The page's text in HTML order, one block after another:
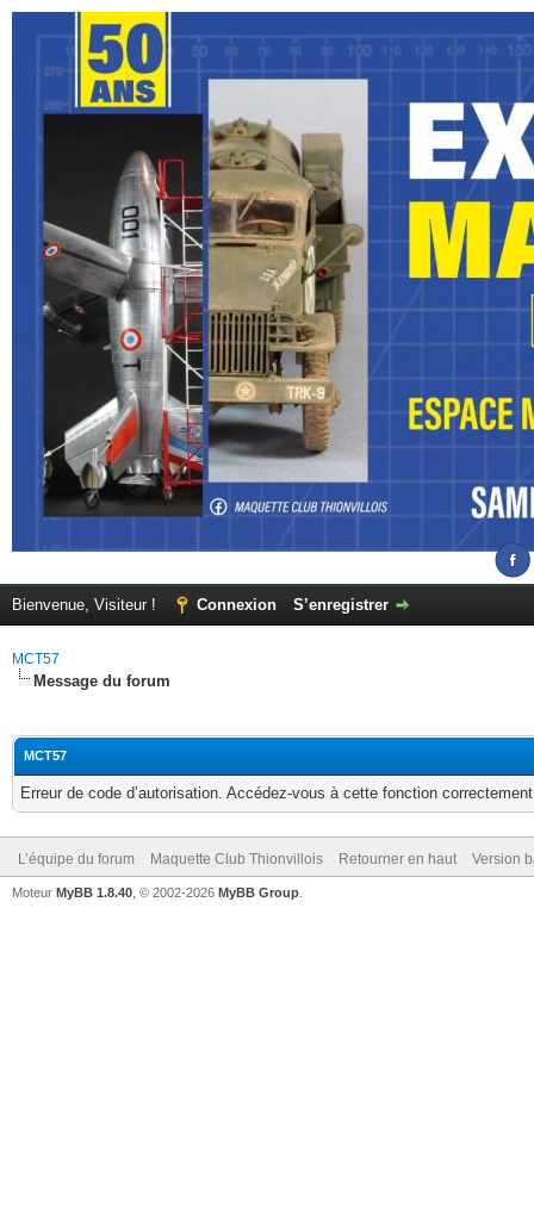
Bienvenue, Visiteur ! Connexion S’enregistrer
MCT57
Message du forum
MCT57
Erreur de code d’autorisation. Accédez-vous à cette fonction
L’équipe du forum Maquette Club Thionvillois Retourner en haut Version
Moteur MyBB 1.8.40 , © 2002-2026 MyBB Group